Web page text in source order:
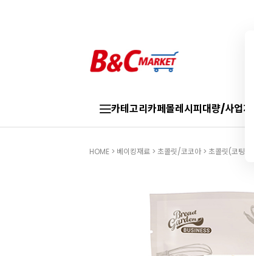
카테고리카페몰레시피대량/사업자
HOME > 베이킹재료 > 초콜릿/코코아> 초콜릿(코팅용)